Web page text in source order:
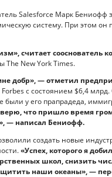
Salesforce Марк Бениофф
систему. При этом он
считает
The New York Times.
добр», — отметил
с состоянием $6,4
у его прапрадеда,
что пришло время
— написал Бениофф.
создать новые
«Успех, которого я
школ, снизить
наши океаны», —